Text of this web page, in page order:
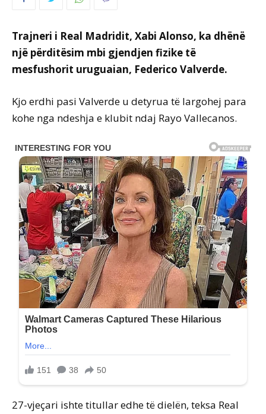
Trajneri i Real Madridit, Xabi Alonso, ka dhënë
një përditësim mbi gjendjen fizike të
mesfushorit uruguaian, Federico Valverde.
Kjo erdhi pasi Valverde u detyrua të largohej para
kohe nga ndeshja e klubit ndaj Rayo Vallecanos.
27-vjeçari ishte titullar edhe të dielën, teksa Real